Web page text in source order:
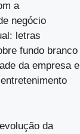
a
negócio
letras
fundo branco
da empresa e
da